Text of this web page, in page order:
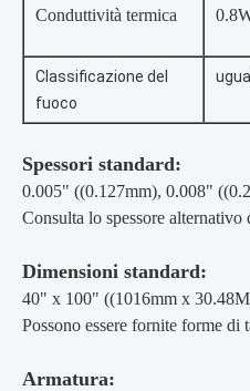
Conduttività termica
Classificazione del
fuoco
Spessori standard:
0.005" ((0.127mm), 0.008"
Consulta lo spessore alternativo
Dimensioni standard:
40" x 100" ((1016mm x
Possono essere fornite forme di
Armatura: